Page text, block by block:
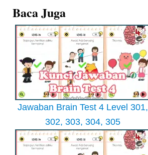
Baca Juga
Jawaban Brain Test 4 Level 301,
302, 303, 304, 305